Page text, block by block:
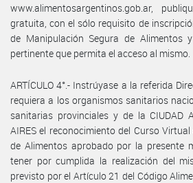
www.alimentosargentinos.gob.ar,
gratuita, con el sólo requisito de
de Manipulación Segura de Alimentos
pertinente que permita el acceso al mismo.
ARTÍCULO 4°.- Instrúyase a la referida
requiera a los organismos sanitarios
sanitarias provinciales y de la CIUDAD
AIRES el reconocimiento del Curso
de Alimentos aprobado por la presente
tener por cumplida la realización del
previsto por el Artículo 21 del Código